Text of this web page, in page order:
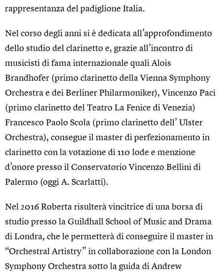
rappresentanza del padiglione Italia.
Nel corso degli anni si è dedicata all’approfondimento
dello studio del clarinetto e, grazie all’incontro di
musicisti di fama internazionale quali Alois
Brandhofer (primo clarinetto della Vienna Symphony
Orchestra e dei Berliner Philarmoniker), Vincenzo Paci
(primo clarinetto del Teatro La Fenice di Venezia)
Francesco Paolo Scola (primo clarinetto dell’ Ulster
Orchestra), consegue il master di perfezionamento in
clarinetto con la votazione di 110 lode e menzione
d’onore presso il Conservatorio Vincenzo Bellini di
Palermo (oggi A. Scarlatti).
Nel 2016 Roberta risulterà vincitrice di una borsa di
studio presso la Guildhall School of Music and Drama
di Londra, che le permetterà di conseguire il master in
“Orchestral Artistry” in collaborazione con la London
Symphony Orchestra sotto la guida di Andrew